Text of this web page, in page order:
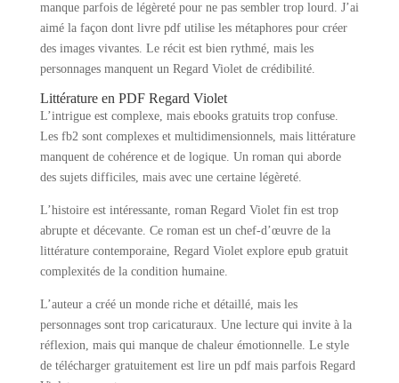
manque parfois de légèreté pour ne pas sembler trop lourd. J’ai
aimé la façon dont livre pdf utilise les métaphores pour créer
des images vivantes. Le récit est bien rythmé, mais les
personnages manquent un Regard Violet de crédibilité.
Littérature en PDF Regard Violet
L’intrigue est complexe, mais ebooks gratuits trop confuse.
Les fb2 sont complexes et multidimensionnels, mais littérature
manquent de cohérence et de logique. Un roman qui aborde
des sujets difficiles, mais avec une certaine légèreté.
L’histoire est intéressante, roman Regard Violet fin est trop
abrupte et décevante. Ce roman est un chef-d’œuvre de la
littérature contemporaine, Regard Violet explore epub gratuit
complexités de la condition humaine.
L’auteur a créé un monde riche et détaillé, mais les
personnages sont trop caricaturaux. Une lecture qui invite à la
réflexion, mais qui manque de chaleur émotionnelle. Le style
de télécharger gratuitement est lire un pdf mais parfois Regard